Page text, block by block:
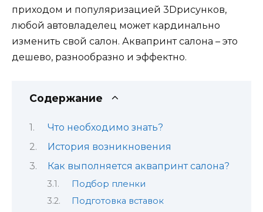
приходом и популяризацией 3Dрисунков,
любой автовладелец может кардинально
изменить свой салон. Аквапринт салона – это
дешево, разнообразно и эффектно.
Содержание
Что необходимо знать?
История возникновения
Как выполняется аквапринт салона?
Подбор пленки
Подготовка вставок